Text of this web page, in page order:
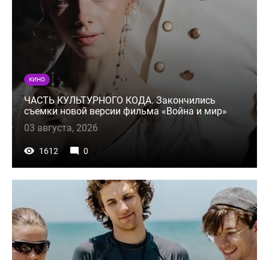
КИНО
ЧАСТЬ КУЛЬТУРНОГО КОДА. Закончились
съемки новой версии фильма «Война и мир»
03 августа, 2026
1612 0